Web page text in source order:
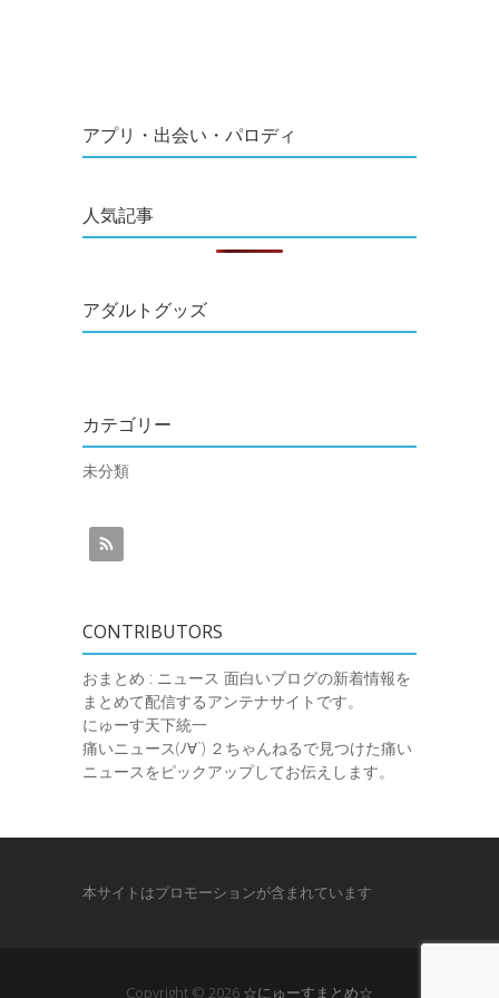
アプリ・出会い・パロディ
人気記事
アダルトグッズ
カテゴリー
未分類
CONTRIBUTORS
おまとめ : ニュース 面白いブログの新着情報を
まとめて配信するアンテナサイトです。
にゅーす天下統一
痛いニュース(ﾉ∀`) ２ちゃんねるで見つけた痛い
ニュースをピックアップしてお伝えします。
本サイトはプロモーションが含まれています
Copyright © 2026 ☆にゅーすまとめ☆